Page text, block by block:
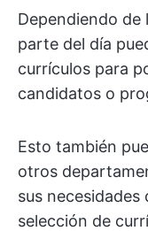
Dependiendo
parte del día
currículos para
candidatos o
Esto también
otros
sus necesidades
selección de